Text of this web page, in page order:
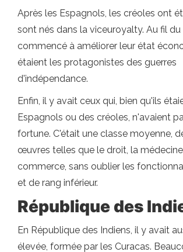
Après les Espagnols, les créoles ont
sont nés dans la viceuroyalty. Au fil
commencé à améliorer leur état
étaient les protagonistes des guerres
d'indépendance.
Enfin, il y avait ceux qui, bien qu'ils
Espagnols ou des créoles, n'avaient
fortune. C'était une classe moyenne,
œuvres telles que le droit, la
commerce, sans oublier les
et de rang inférieur.
République des
En République des Indiens, il y avait
élevée, formée par les Curacas.